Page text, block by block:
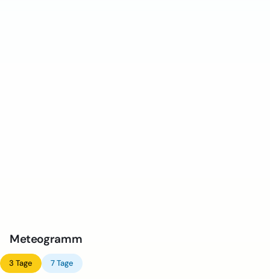
Meteogramm
3 Tage 7 Tage